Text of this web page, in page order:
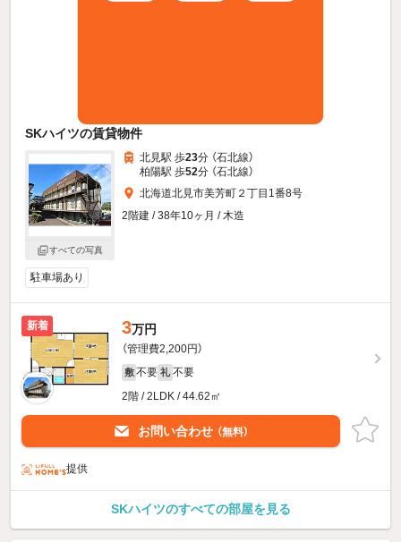
SKハイツの賃貸物件
すべての写真
北見駅 歩23分 （石北線）
柏陽駅 歩52分 （石北線）
北海道北見市美芳町２丁目1番8号
2階建 / 38年10ヶ月 / 木造
駐車場あり
新着 3万円
（管理費2,200円）
敷 不要 礼 不要
2階 / 2LDK / 44.62㎡
お問い合わせ （無料）
提供
SKハイツのすべての部屋を見る